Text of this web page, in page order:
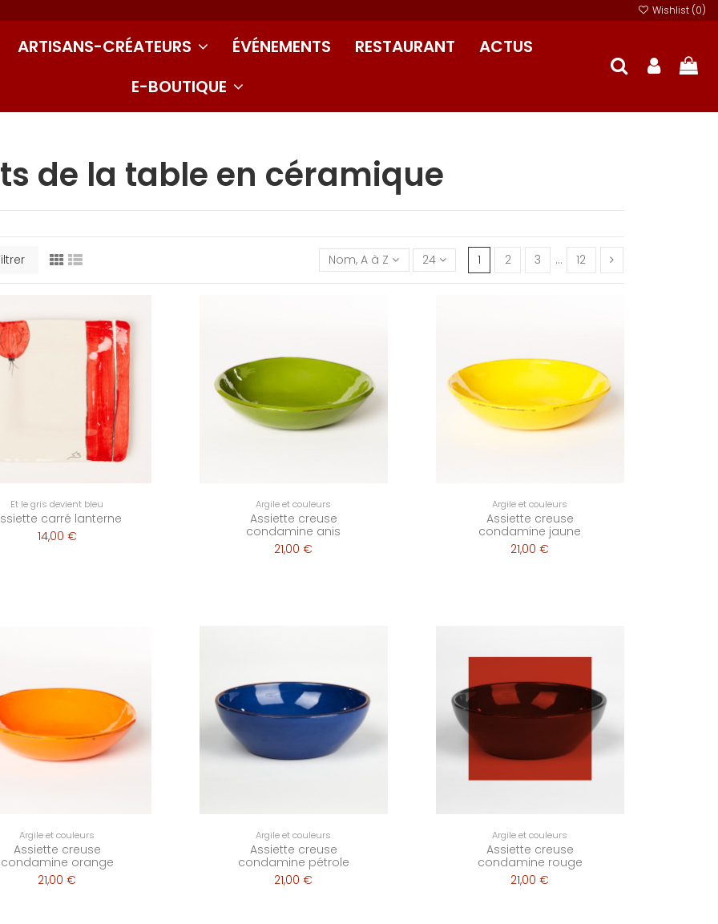
Wishlist (0)
ARTISANS-CRÉATEURS ÉVÉNEMENTS RESTAURANT
ACTUS
E-BOUTIQUE
de la table en céramique
Nom, A à Z 24 1 2 3 … 12
Et le gris devient bleu
carré lanterne
14,00 €
Argile et couleurs
Assiette creuse
condamine anis
21,00 €
Argile et couleurs
Assiette creuse
condamine jaune
21,00 €
Argile et couleurs
Assiette creuse
condamine orange
21,00 €
Argile et couleurs
Assiette creuse
condamine pétrole
21,00 €
Argile et couleurs
Assiette creuse
condamine rouge
21,00 €